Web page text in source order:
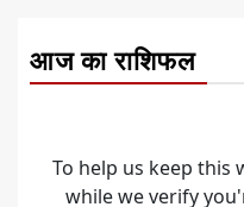
आज का राशिफल